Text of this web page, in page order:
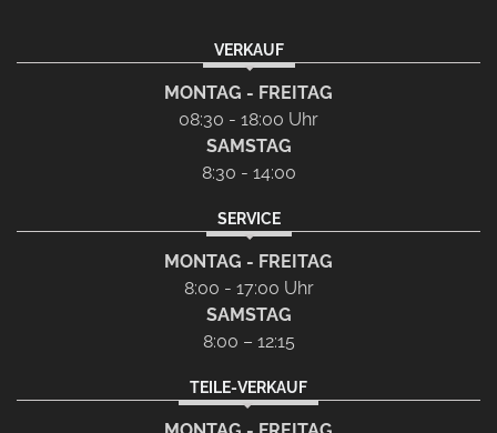
VERKAUF
MONTAG - FREITAG
08:30 - 18:00 Uhr
SAMSTAG
8:30 - 14:00
SERVICE
MONTAG - FREITAG
8:00 - 17:00 Uhr
SAMSTAG
8:00 – 12:15
TEILE-VERKAUF